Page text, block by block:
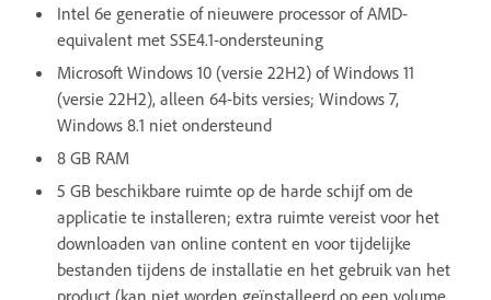
Intel 6e generatie of nieuwere processor of AMD-
equivalent met SSE4.1-ondersteuning
Microsoft Windows 10 (versie 22H2) of Windows 11
(versie 22H2), alleen 64-bits versies; Windows 7,
Windows 8.1 niet ondersteund
8 GB RAM
5 GB beschikbare ruimte op de harde schijf om de
applicatie te installeren; extra ruimte vereist voor het
downloaden van online content en voor tijdelijke
bestanden tijdens de installatie en het gebruik van het